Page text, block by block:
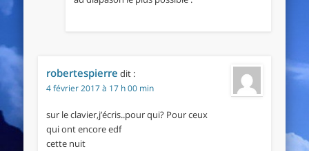
robertespierre dit :
4 février 2017 à 17 h 00 min
sur le clavier,j’écris..pour qui? Pour ceux
qui ont encore edf
cette nuit